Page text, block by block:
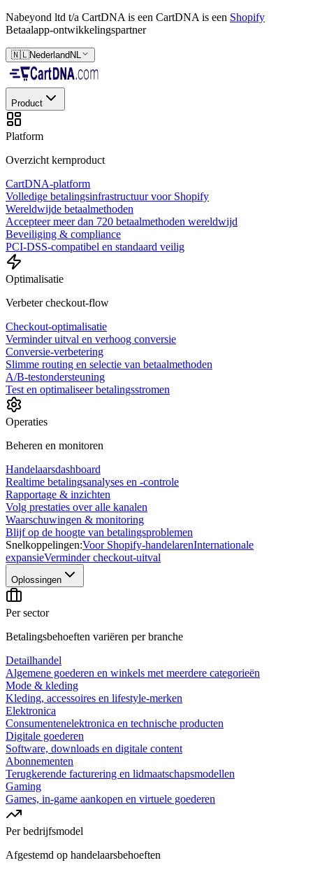
Nabeyond ltd t/a CartDNA is een CartDNA is een Shopify
Betaalapp-ontwikkelingspartner
🇳🇱Nederland NL
Product
Platform
Overzicht kernproduct
CartDNA-platform
Volledige betalingsinfrastructuur voor Shopify
Wereldwijde betaalmethoden
Accepteer meer dan 720 betaalmethoden wereldwijd
Beveiliging & compliance
PCI-DSS-compatibel en standaard veilig
Optimalisatie
Verbeter checkout-flow
Checkout-optimalisatie
Verminder uitval en verhoog conversie
Conversie-verbetering
Slimme routing en selectie van betaalmethoden
A/B-testondersteuning
Test en optimaliseer betalingsstromen
Operaties
Beheren en monitoren
Handelaarsdashboard
Realtime betalingsanalyses en -controle
Rapportage & inzichten
Volg prestaties over alle kanalen
Waarschuwingen & monitoring
Blijf op de hoogte van betalingsproblemen
Snelkoppelingen:Voor Shopify-handelarenInternationale
expansieVerminder checkout-uitval
Oplossingen
Per sector
Betalingsbehoeften variëren per branche
Detailhandel
Algemene goederen en winkels met meerdere categorieën
Mode & kleding
Kleding, accessoires en lifestyle-merken
Elektronica
Consumentenelektronica en technische producten
Digitale goederen
Software, downloads en digitale content
Abonnementen
Terugkerende facturering en lidmaatschapsmodellen
Gaming
Games, in-game aankopen en virtuele goederen
Per bedrijfsmodel
Afgestemd op handelaarsbehoeften